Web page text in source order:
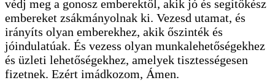
védj meg a gonosz emberektől, akik jó és segítőkész
embereket zsákmányolnak ki. Vezesd utamat, és
irányíts olyan emberekhez, akik őszinték és
jóindulatúak. És vezess olyan munkalehetőségekhez
és üzleti lehetőségekhez, amelyek tisztességesen
fizetnek. Ezért imádkozom, Ámen.